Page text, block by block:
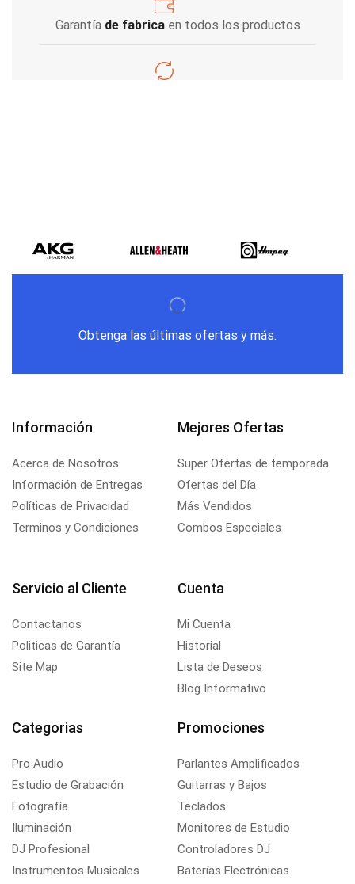
Garantía de fabricaen todos los productos
Obtenga las últimas ofertas y más.
Información
Acerca de Nosotros
Información de Entregas
Políticas de Privacidad
Terminos y Condiciones
Mejores Ofertas
Super Ofertas de temporada
Ofertas del Día
Más Vendidos
Combos Especiales
Servicio al Cliente
Contactanos
Politicas de Garantía
Site Map
Cuenta
Mi Cuenta
Historial
Lista de Deseos
Blog Informativo
Categorias
Pro Audio
Estudio de Grabación
Fotografía
Iluminación
DJ Profesional
Instrumentos Musicales
Promociones
Parlantes Amplificados
Guitarras y Bajos
Teclados
Monitores de Estudio
Controladores DJ
Baterías Electrónicas